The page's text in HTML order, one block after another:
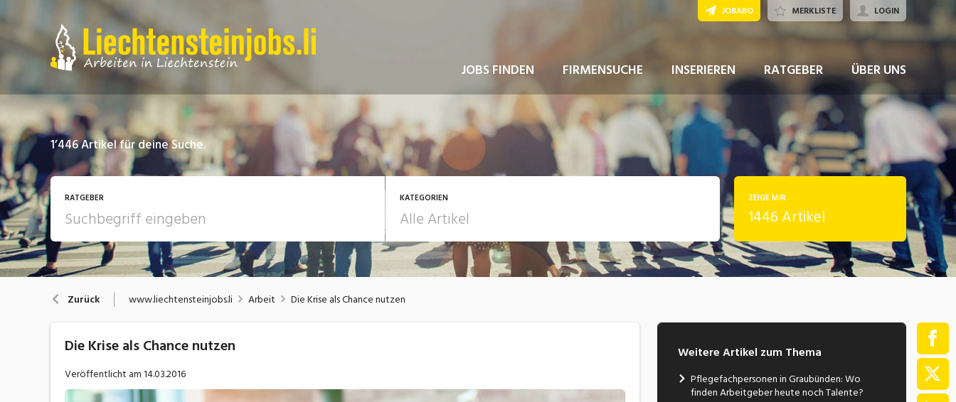
JOBS FINDEN FIRMENSUCHE INSERIEREN RATGEBER ÜBER UNS
JOBABO MERKLISTE LOGIN
1’446Artikel für deine Suche.
RATGEBER KATEGORIEN
Arbeit Ausbildung / Weiterbildung Bewerbung / Rekrutierung
ZEIGE MIR
1446 Artikel
Zurück www.liechtensteinjobs.li Arbeit Die Krise als Chance nutzen
Die Krise als Chance nutzen
Veröffentlicht am14.03.2016
Weitere Artikel zum Thema
Pflegefachpersonen in Graubünden: Wo
finden Arbeitgeber heute noch Talente?